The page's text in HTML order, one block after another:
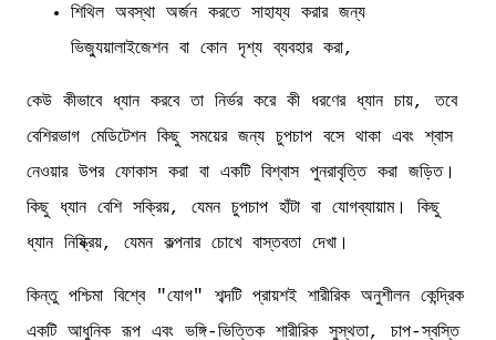
শিথিল অবস্থা অর্জন করতে সাহায্য করার জন্য
ভিজ্যুয়ালাইজেশন বা কোন দৃশ্য ব্যবহার করা,
কেউ কীভাবে ধ্যান করবে তা নির্ভর করে কী ধরণের ধ্যান চায়, তবে
বেশিরভাগ মেডিটেশন কিছু সময়ের জন্য চুপচাপ বসে থাকা এবং শ্বাস
নেওয়ার উপর ফোকাস করা বা একটি বিশ্বাস পুনরাবৃত্তি করা জড়িত।
কিছু ধ্যান বেশি সক্রিয়, যেমন চুপচাপ হাঁটা বা যোগব্যায়াম। কিছু
ধ্যান নিষ্ক্রিয়, যেমন কল্পনার চোখে বাস্তবতা দেখা।
কিন্তু পশ্চিমা বিশ্বে "যোগ" শব্দটি প্রায়শই শারীরিক অনুশীলন কেন্দ্রিক
একটি আধুনিক রূপ এবং ভঙ্গি-ভিত্তিক শারীরিক সুস্থতা, চাপ-স্বস্তি